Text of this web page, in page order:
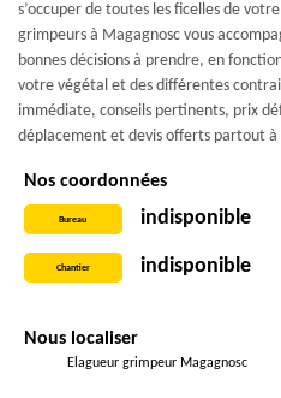
s’occuper de toutes les ficelles de
grimpeurs à Magagnosc vous
bonnes décisions à prendre, en
votre végétal et des différentes
immédiate, conseils pertinents, prix
déplacement et devis offerts partout à
Nos coordonnées
Bureau indisponible
Chantier indisponible
Nous localiser
Elagueur grimpeur Magagnosc